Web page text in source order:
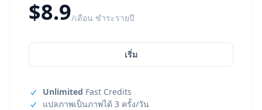
$8.9/เดือน ชำระรายปี
เริ่ม
Unlimited Fast Credits
แปลภาพเป็นภาพได้ 3 ครั้ง/วัน